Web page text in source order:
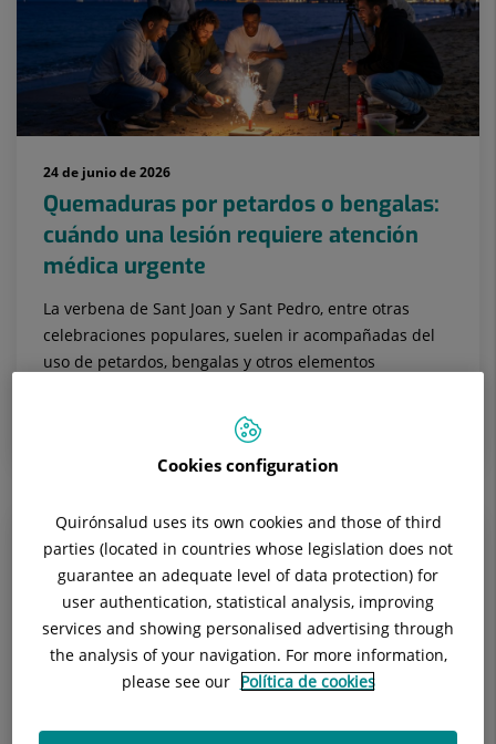
24 de junio de 2026
Quemaduras por petardos o bengalas:
cuándo una lesión requiere atención
médica urgente
La verbena de Sant Joan y Sant Pedro, entre otras
celebraciones populares, suelen ir acompañadas del
uso de petardos, bengalas y otros elementos
MEDICINA FAMILIAR Y COMUNITARIA
Cookies configuration
Quirónsalud uses its own cookies and those of third
parties (located in countries whose legislation does not
guarantee an adequate level of data protection) for
user authentication, statistical analysis, improving
services and showing personalised advertising through
the analysis of your navigation. For more information,
please see our Política de cookies